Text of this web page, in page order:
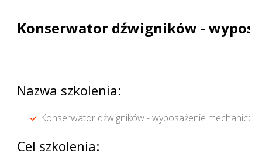
Konserwator dźwigników -
Nazwa szkolenia:
Konserwator dźwigników - wyposażenie
Cel szkolenia: